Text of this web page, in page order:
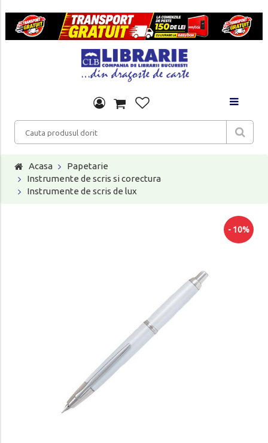
Acasa
Papetarie
Instrumente de scris si corectura
Instrumente de scris de lux
- 10%